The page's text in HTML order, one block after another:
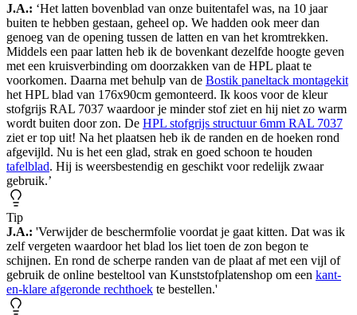
J.A.: ‘Het latten bovenblad van onze buitentafel was, na 10 jaar
buiten te hebben gestaan, geheel op. We hadden ook meer dan
genoeg van de opening tussen de latten en van het kromtrekken.
Middels een paar latten heb ik de bovenkant dezelfde hoogte geven
met een kruisverbinding om doorzakken van de HPL plaat te
voorkomen. Daarna met behulp van de Bostik paneltack montagekit
het HPL blad van 176x90cm gemonteerd. Ik koos voor de kleur
stofgrijs RAL 7037 waardoor je minder stof ziet en hij niet zo warm
wordt buiten door zon. De HPL stofgrijs structuur 6mm RAL 7037
ziet er top uit! Na het plaatsen heb ik de randen en de hoeken rond
afgevijld. Nu is het een glad, strak en goed schoon te houden
tafelblad. Hij is weersbestendig en geschikt voor redelijk zwaar
gebruik.’
Tip
J.A.: 'Verwijder de beschermfolie voordat je gaat kitten. Dat was ik
zelf vergeten waardoor het blad los liet toen de zon begon te
schijnen. En rond de scherpe randen van de plaat af met een vijl of
gebruik de online besteltool van Kunststofplatenshop om een kant-
en-klare afgeronde rechthoek te bestellen.'